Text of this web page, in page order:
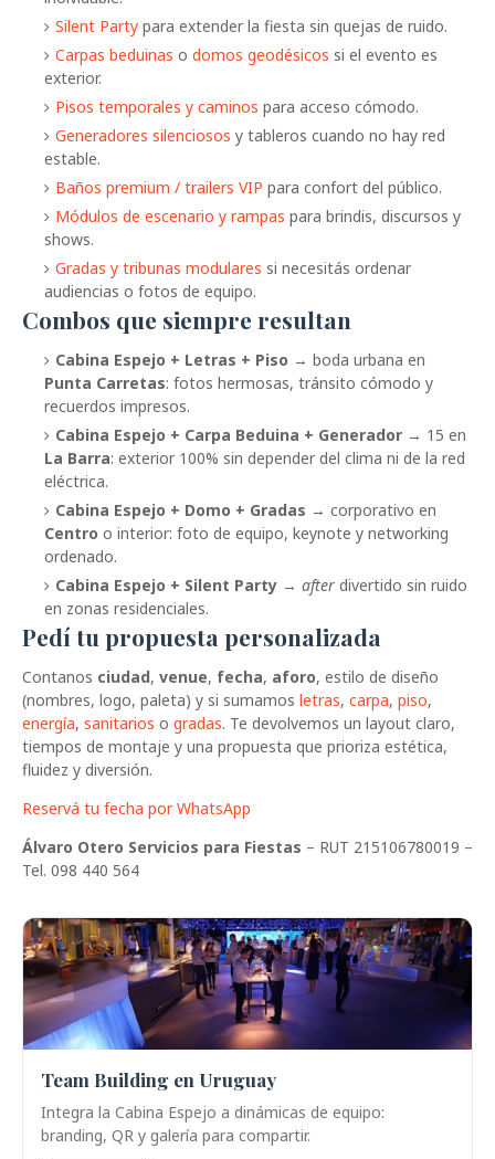
Silent Party para extender la fiesta sin quejas de ruido.
Carpas beduinas o domos geodésicos si el evento es
exterior.
Pisos temporales y caminos para acceso cómodo.
Generadores silenciosos y tableros cuando no hay red
estable.
Baños premium / trailers VIP para confort del público.
Módulos de escenario y rampas para brindis, discursos y
shows.
Gradas y tribunas modulares si necesitás ordenar
audiencias o fotos de equipo.
Combos que siempre resultan
Cabina Espejo + Letras + Piso → boda urbana en
Punta Carretas: fotos hermosas, tránsito cómodo y
recuerdos impresos.
Cabina Espejo + Carpa Beduina + Generador → 15 en
La Barra: exterior 100% sin depender del clima ni de la red
eléctrica.
Cabina Espejo + Domo + Gradas → corporativo en
Centro o interior: foto de equipo, keynote y networking
ordenado.
Cabina Espejo + Silent Party → after divertido sin ruido
en zonas residenciales.
Pedí tu propuesta personalizada
Contanos ciudad, venue, fecha, aforo, estilo de diseño
(nombres, logo, paleta) y si sumamos letras, carpa, piso,
energía, sanitarios o gradas. Te devolvemos un layout claro,
tiempos de montaje y una propuesta que prioriza estética,
fluidez y diversión.
Reservá tu fecha por WhatsApp
Álvaro Otero Servicios para Fiestas – RUT 215106780019 –
Tel. 098 440 564
Team Building en Uruguay
Integra la Cabina Espejo a dinámicas de equipo:
branding, QR y galería para compartir.